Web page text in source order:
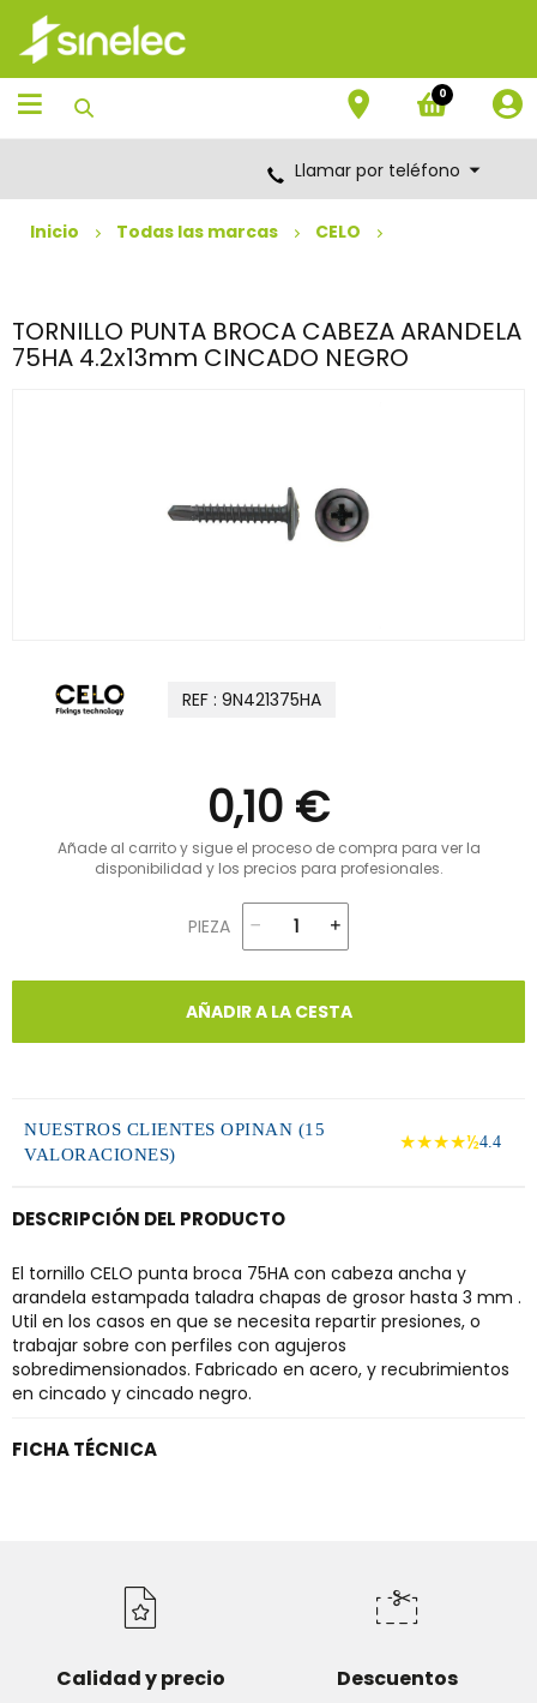
Saltar
contenido
Saltar
menú
de
navegación
0
Llamar por teléfono
Inicio Todas las marcas CELO
TORNILLO PUNTA BROCA CABEZA ARANDELA
75HA 4.2x13mm CINCADO NEGRO
REF : 9N421375HA
0,10 €
Añade al carrito y sigue el proceso de compra para ver la
disponibilidad y los precios para profesionales.
PIEZA
AÑADIR A LA CESTA
NUESTROS CLIENTES OPINAN (15
VALORACIONES)
★★★★½4.4
DESCRIPCIÓN DEL PRODUCTO
El tornillo CELO punta broca 75HA con cabeza ancha y
arandela estampada taladra chapas de grosor hasta 3 mm .
Util en los casos en que se necesita repartir presiones, o
trabajar sobre con perfiles con agujeros
sobredimensionados. Fabricado en acero, y recubrimientos
en cincado y cincado negro.
FICHA TÉCNICA
Calidad y precio Descuentos